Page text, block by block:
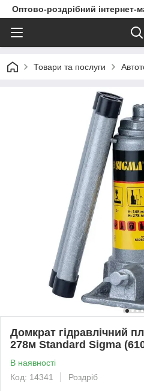
Оптово-роздрібний інтернет-
Товари та послуги
Домкрат гідравлічний
278м Standard Sigma
В наявності
Код: 14341
Роздріб